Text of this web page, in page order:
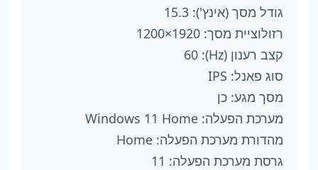
גודל מסך (אינץ'): 15.3
רזולוציית מסך: 1920×1200
קצב רענון (Hz): 60
סוג פאנל: IPS
מסך מגע: כן
מערכת הפעלה: Windows 11 Home
מהדורת מערכת הפעלה: Home
גרסת מערכת הפעלה: 11